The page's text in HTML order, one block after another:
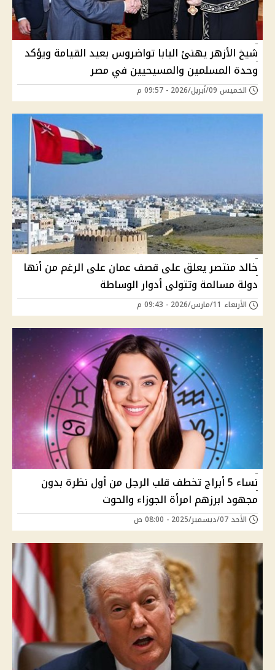
شيخ الأزهر يهنئ البابا تواضروس بعيد القيامة ويؤكد
وحدة المسلمين والمسيحيين في مصر
الخميس 09/أبريل/2026 - 09:57 م
خالد منتصر يعلق على قصف عمان على الرغم من أنها
دولة مسالمة وتتولى أدوار الوساطة
الأربعاء 11/مارس/2026 - 09:43 م
نساء 5 أبراج تخطف قلب الرجل من أول نظرة بدون
مجهود ابرزهم امرأة الجوزاء والحوت
الأحد 07/ديسمبر/2025 - 08:00 ص